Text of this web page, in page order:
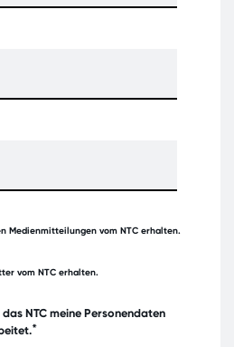
Medienmitteilungen vom NTC erhalten.
vom NTC erhalten.
NTC meine Personendaten
*